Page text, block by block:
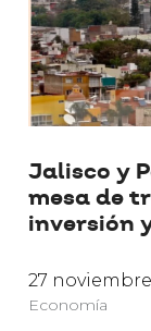
Jalisco y
mesa de
inversión
27
Economía